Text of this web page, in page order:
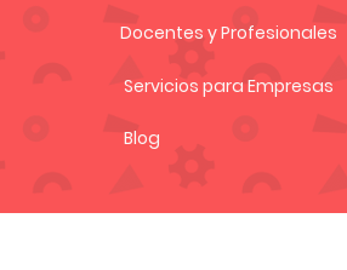
Docentes y Profesionales
Servicios para Empresas
Blog